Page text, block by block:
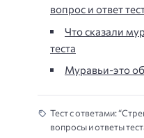
вопрос и ответ
Что сказали
теста
Муравьи-это
Тест с ответами:
вопросы и ответы